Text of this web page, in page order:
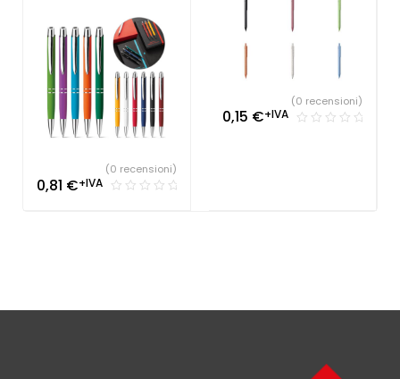
Società Sportive,Studio
dentistico,Penne
Personalizzate
0,81 €+IVA
(0 recensioni)
Matite ecologiche
Studio dentistico
Penne
Personalizzate
0,15 €+IVA
(0 recensioni)